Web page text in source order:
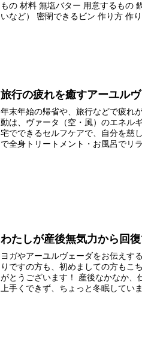
もの 材料 無塩バター 用意するもの
いなど） 密閉できるビン 作り方 作り
旅行の疲れを癒すアーユル
年末年始の帰省や、旅行などで疲れ
動は、ヴァータ（空・風）のエネル
宅でできるセルフケアで、自分を慈
で全身トリートメント・お風呂でリ
わたしが産後無気力から回
ヨガやアーユルヴェーダをお伝えす
りですの方も、初めましての方もこ
がとうございます！ 産後なかなか、
上手くできず、ちょっと冬眠してい